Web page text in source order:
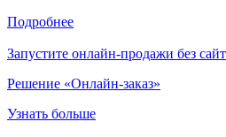
Подробнее
Запустите онлайн-продажи без
Решение «Онлайн-заказ»
Узнать больше